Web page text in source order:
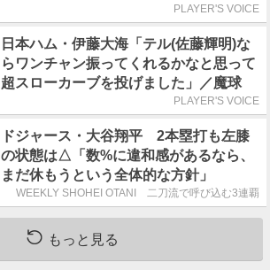
PLAYER'S VOICE
日本ハム・伊藤大海「テル(佐藤輝明)な
らワンチャン振ってくれるかなと思って
超スローカーブを投げました」／魔球
PLAYER'S VOICE
ドジャース・大谷翔平 2本塁打も左膝
の状態は△「数%に違和感があるなら、
まだ休もうという全体的な方針」
WEEKLY SHOHEI OTANI 二刀流で呼び込む3連覇
もっと見る